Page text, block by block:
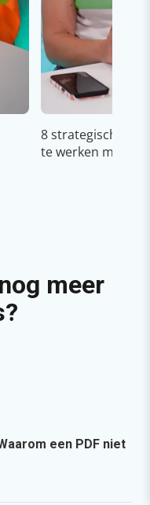
8 strategische
te werken met
meer
een PDF niet